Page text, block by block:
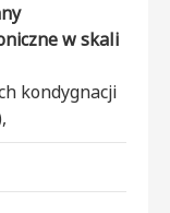
w skali
kondygnacji